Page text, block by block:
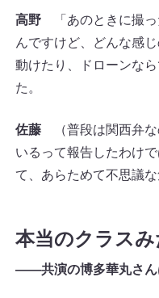
高野「あのときに撮っ
んですけど、どんな感
動けたり、ドローンな
た。
佐藤（普段は関西弁な
いるって報告したわけ
て、あらためて不思議
本当のクラス
――共演の博多華丸さん